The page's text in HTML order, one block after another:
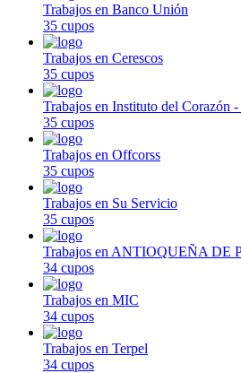
Trabajos en Banco Unión
35 cupos
Trabajos en Cerescos
35 cupos
Trabajos en Instituto del Corazón
35 cupos
Trabajos en Offcorss
35 cupos
Trabajos en Su Servicio
35 cupos
Trabajos en ANTIOQUEÑA DE
34 cupos
Trabajos en MIC
34 cupos
Trabajos en Terpel
34 cupos